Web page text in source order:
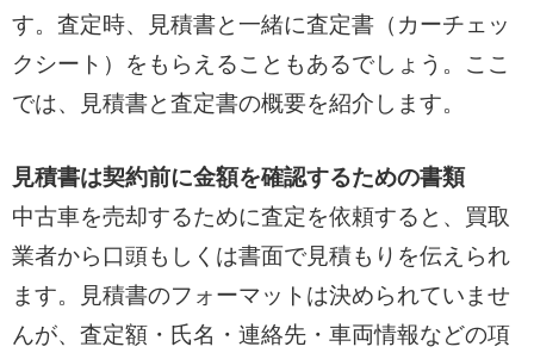
す。査定時、見積書と一緒に査定書（カーチェッ
クシート）をもらえることもあるでしょう。ここ
では、見積書と査定書の概要を紹介します。
見積書は契約前に金額を確認するための書類
中古車を売却するために査定を依頼すると、買取
業者から口頭もしくは書面で見積もりを伝えられ
ます。見積書のフォーマットは決められていませ
んが、査定額・氏名・連絡先・車両情報などの項